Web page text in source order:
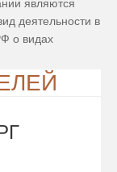
являются
деятельности в
о видах